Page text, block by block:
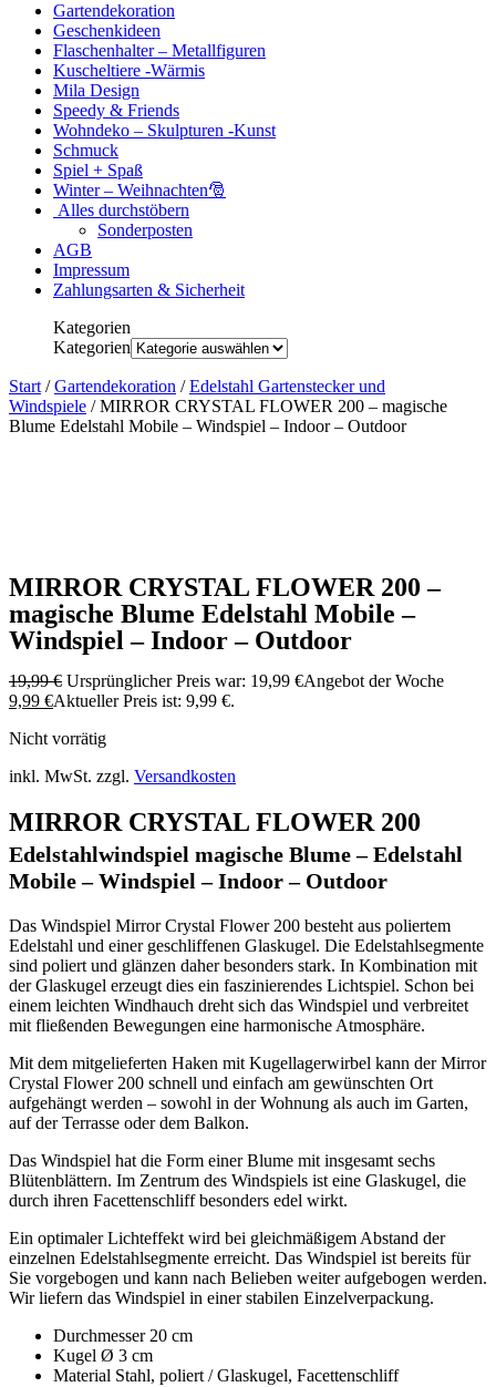
Gartendekoration
Geschenkideen
Flaschenhalter – Metallfiguren
Kuscheltiere -Wärmis
Mila Design
Speedy & Friends
Wohndeko – Skulpturen -Kunst
Schmuck
Spiel + Spaß
Winter – Weihnachten🎅
Alles durchstöbern
Sonderposten
AGB
Impressum
Zahlungsarten & Sicherheit
Kategorien
Kategorien
Start /Gartendekoration /Edelstahl Gartenstecker und
Windspiele / MIRROR CRYSTAL FLOWER 200 – magische
Blume Edelstahl Mobile – Windspiel – Indoor – Outdoor
MIRROR CRYSTAL FLOWER 200 –
magische Blume Edelstahl Mobile –
Windspiel – Indoor – Outdoor
19,99€ Ursprünglicher Preis war: 19,99 €Angebot der Woche
9,99 €Aktueller Preis ist: 9,99 €.
Nicht vorrätig
inkl. MwSt. zzgl. Versandkosten
MIRROR CRYSTAL FLOWER 200
Edelstahlwindspiel magische Blume – Edelstahl
Mobile – Windspiel – Indoor – Outdoor
Das Windspiel Mirror Crystal Flower 200 besteht aus poliertem
Edelstahl und einer geschliffenen Glaskugel. Die Edelstahlsegmente
sind poliert und glänzen daher besonders stark. In Kombination mit
der Glaskugel erzeugt dies ein faszinierendes Lichtspiel. Schon bei
einem leichten Windhauch dreht sich das Windspiel und verbreitet
mit fließenden Bewegungen eine harmonische Atmosphäre.
Mit dem mitgelieferten Haken mit Kugellagerwirbel kann der Mirror
Crystal Flower 200 schnell und einfach am gewünschten Ort
aufgehängt werden – sowohl in der Wohnung als auch im Garten,
auf der Terrasse oder dem Balkon.
Das Windspiel hat die Form einer Blume mit insgesamt sechs
Blütenblättern. Im Zentrum des Windspiels ist eine Glaskugel, die
durch ihren Facettenschliff besonders edel wirkt.
Ein optimaler Lichteffekt wird bei gleichmäßigem Abstand der
einzelnen Edelstahlsegmente erreicht. Das Windspiel ist bereits für
Sie vorgebogen und kann nach Belieben weiter aufgebogen werden.
Wir liefern das Windspiel in einer stabilen Einzelverpackung.
Durchmesser 20 cm
Kugel Ø 3 cm
Material Stahl, poliert / Glaskugel, Facettenschliff